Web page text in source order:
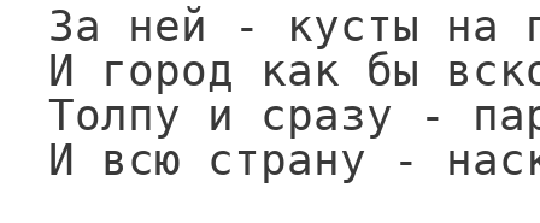
За ней - кусты на
И город как бы
Толпу и сразу -
И всю страну -